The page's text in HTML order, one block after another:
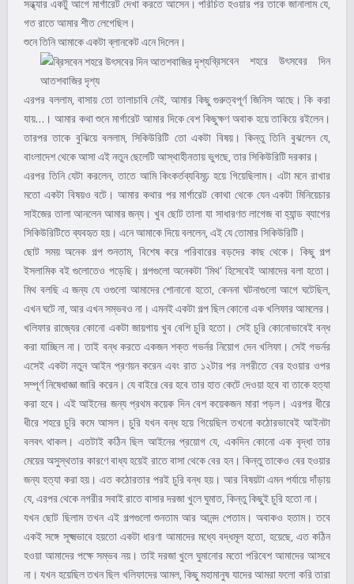
সন্ধ্যার একটু আগে মার্গারেট দেখা করতে আসেন। পরিচিত হওয়ার পর তাকে জানালাম যে,
গত রাতে আমার শীত লেগেছিল।
শুনে তিনি আমাকে একটা ব্লানকেট এনে দিলেন।
ব্রিসবেন শহরে উৎ​সবের দিন
আতশবাজির দৃশ্য
এরপর বললাম, বাসায় তো তালাচাবি নেই, আমার কিছু গুরুত্বপূর্ণ জিনিস আছে। কি করা
যায়…। আমার কথা শুনে মার্গারেট আমার দিকে বেশ কিছুক্ষণ অবাক হয়ে তাকিয়ে রইলেন।
তারপর তাকে বুঝিয়ে বললাম, সিকিউরিটি তো একটা বিষয়। কিন্তু তিনি বুঝলেন যে,
বাংলাদেশ থেকে আসা এই নতুন ছেলেটি আস্থাহীনতায় ভুগছে, তার সিকিউরিটি দরকার।
এরপর তিনি যেটা করলেন, তাতে আমি কিংকর্তব্যবিমূঢ় হয়ে গিয়েছিলাম। এটা মনে রাখার
মতো একটা বিষয়ও বটে। আমার কথার পর মার্গারেট কোথা থেকে যেন একটা মিনিয়েচার
সাইজের তালা আনলেন আমার জন্য। খুব ছোট তালা যা সাধারণত লাগেজ বা হ্যান্ড ব্যাগের
সিকিউরিটিতে ব্যবহৃত হয়। এনে আমাকে দিয়ে বললেন, এই যে তোমার সিকিউরিটি।
ছোট সময় অনেক গল্প শুনতাম, বিশেষ করে পরিবারের বড়দের কাছ থেকে। কিছু গল্প
ইসলামিক বই গুলোতেও পড়েছি। গল্পগুলো অনেকটা ‘মিথ’ হিসেবেই আমাদের বলা হতো।
মিথ বলছি এ জন্য যে ওগুলো আমাদের শোনানো হতো, কেননা ঘটনাগুলো আগে ঘটেছিল,
এখন ঘটে না, আর এখন সম্ভবও না। এমনই একটা গল্প ছিল কোনো এক খলিফার আমলের।
খলিফার রাজ্যের কোনো একটা জায়গায় খুব বেশি চুরি হতো। সেই চুরি কোনোভাবেই বন্ধ
করা যাচ্ছিল না। তাই বন্ধ করতে একজন শক্ত গভর্নর নিয়োগ দেন খলিফা। সেই গভর্নর
এসেই একটা নতুন আইন প্রণয়ন করেন এবং রাত ১২টার পর নগরীতে বের হওয়ার ওপর
সম্পূর্ণ নিষেধাজ্ঞা জারি করেন। যে বাইরে বের হবে তার হাত কেটে দেওয়া হবে বা তাকে হত্যা
করা হবে। এই আইনের জন্য প্রথম কয়েক দিন বেশ কয়েকজন মারা পড়ল। এরপর ধীরে
ধীরে শহরে চুরি কমে আসল। চুরি যখন বন্ধ হয়ে গিয়েছিল তখনো কঠোরভাবেই আইনটা
বলবৎ থাকল। এতটাই কঠিন ছিল আইনের প্রয়োগ যে, একদিন কোনো এক বৃদ্ধা তার
মেয়ের অসুস্থতার কারণে বাধ্য হয়েই রাতে বাসা থেকে বের হন। কিন্তু তাকেও বের হওয়ার
জন্য হত্যা করা হয়। এত কঠোরতার পরই চুরি বন্ধ হয়। আর বিষয়টা এমন পর্যায়ে দাঁড়ায়
যে, এরপর থেকে নগরীর সবাই রাতে বাসার দরজা খুলে ঘুমাত, কিন্তু কিছুই চুরি হতো না।
যখন ছোট ছিলাম তখন এই গল্পগুলো শুনতাম আর আনন্দ পেতাম। অবাকও হতাম। তবে
একই সঙ্গে সূক্ষ্মভাবে হয়তো একটা ধারণা আমাদের মধ্যে বদ্ধমূল হতো, হয়েছে, এত কঠিন
হওয়া আমাদের পক্ষে সম্ভব নয়। তাই দরজা খুলে ঘুমানোর মতো পরিবেশ আমাদের আসবে
না। যখন হয়েছিল তখন ছিল খলিফাদের আমল, কিছু মহামানুষ যাদের আমরা ফলো করি তারা